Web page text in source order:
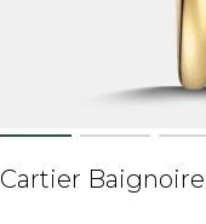
Cartier Baignoire